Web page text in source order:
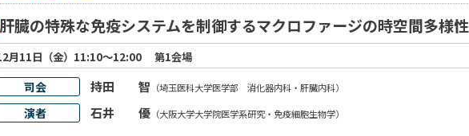
肝臓の特殊な免疫システムを制御するマクロファージの時空間多様性
月11日（金）11:10～12:00
第1会場
司会
持田 智 （埼玉医科大学医学部 消化器内科・肝臓内科）
演者 石井 優（大阪大学大学院医学系研究・免疫細胞生物学）